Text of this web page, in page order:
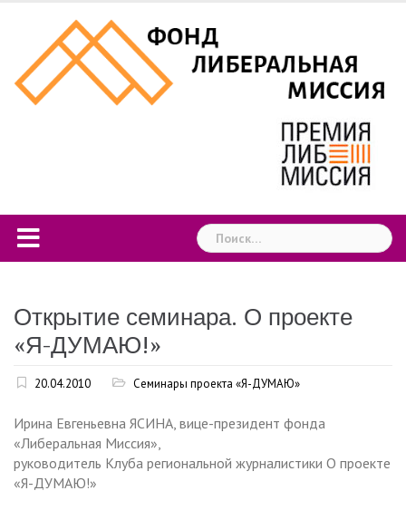
content
Найти:
Открытие семинара. О проекте
«Я-ДУМАЮ!»
20.04.2010 Семинары проекта «Я-ДУМАЮ»
Ирина Евгеньевна ЯСИНА, вице-президент фонда
«Либеральная Миссия»,
руководитель Клуба региональной журналистики О проекте
«Я-ДУМАЮ!»